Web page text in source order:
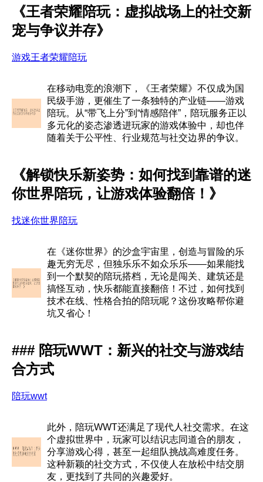
《王者荣耀陪玩：虚拟战场上的社交新
宠与争议并存》
游戏王者荣耀陪玩
在移动电竞的浪潮下，《王者荣耀》不仅成为国
民级手游，更催生了一条独特的产业链——游戏
陪玩。从“带飞上分”到“情感陪伴”，陪玩服务正以
多元化的姿态渗透进玩家的游戏体验中，却也伴
随着关于公平性、行业规范与社交边界的争议。
《解锁快乐新姿势：如何找到靠谱的迷
你世界陪玩，让游戏体验翻倍！》
找迷你世界陪玩
在《迷你世界》的沙盒宇宙里，创造与冒险的乐
趣无穷无尽，但独乐乐不如众乐乐——如果能找
到一个默契的陪玩搭档，无论是闯关、建筑还是
搞怪互动，快乐都能直接翻倍！不过，如何找到
技术在线、性格合拍的陪玩呢？这份攻略帮你避
坑又省心！
### 陪玩WWT：新兴的社交与游戏结
合方式
陪玩wwt
此外，陪玩WWT还满足了现代人社交需求。在这
个虚拟世界中，玩家可以结识志同道合的朋友，
分享游戏心得，甚至一起组队挑战高难度任务。
这种新颖的社交方式，不仅使人在放松中结交朋
友，更找到了共同的兴趣爱好。